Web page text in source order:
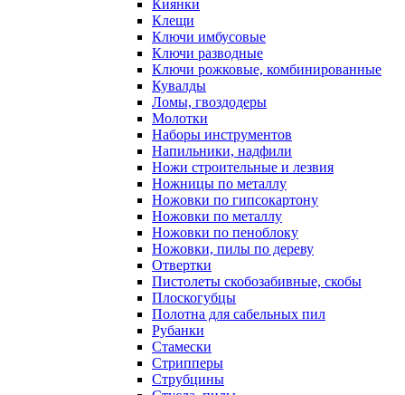
Киянки
Клещи
Ключи имбусовые
Ключи разводные
Ключи рожковые, комбинированные
Кувалды
Ломы, гвоздодеры
Молотки
Наборы инструментов
Напильники, надфили
Ножи строительные и лезвия
Ножницы по металлу
Ножовки по гипсокартону
Ножовки по металлу
Ножовки по пеноблоку
Ножовки, пилы по дереву
Отвертки
Пистолеты скобозабивные, скобы
Плоскогубцы
Полотна для сабельных пил
Рубанки
Стамески
Стрипперы
Струбцины